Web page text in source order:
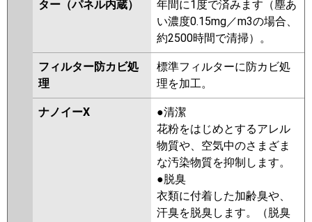
ター（パネル内蔵）
年間に1度で済みます（塵あ
い濃度0.15mg／m3の場合、
約2500時間で清掃）。
フィルター防カビ処
理
標準フィルターに防カビ処
理を加工。
ナノイーX
●清潔
花粉をはじめとするアレル
物質や、空気中のさまざま
な汚染物質を抑制します。
●脱臭
衣類に付着した加齢臭や、
汗臭を脱臭します。（脱臭